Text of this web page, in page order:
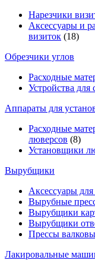
Нарезчики
Аксессуары и
визиток (18)
Обрезчики углов
Расходные
Устройства для
Аппараты для
Расходные
люверсов (8)
Установщики
Вырубщики
Аксессуары
Вырубные
Вырубщики
Вырубщики
Прессы
Лакировальные